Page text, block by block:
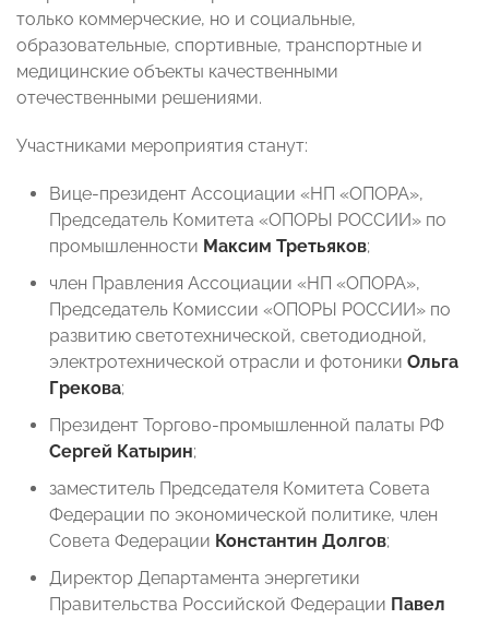
только коммерческие, но и социальные,
образовательные, спортивные, транспортные и
медицинские объекты качественными
отечественными решениями.
Участниками мероприятия станут:
Вице-президент Ассоциации «НП «ОПОРА»,
Председатель Комитета «ОПОРЫ РОССИИ» по
промышленности Максим Третьяков;
член Правления Ассоциации «НП «ОПОРА»,
Председатель Комиссии «ОПОРЫ РОССИИ» по
развитию светотехнической, светодиодной,
электротехнической отрасли и фотоники Ольга
Грекова;
Президент Торгово-промышленной палаты РФ
Сергей Катырин;
заместитель Председателя Комитета Совета
Федерации по экономической политике, член
Совета Федерации Константин Долгов;
Директор Департамента энергетики
Правительства Российской Федерации Павел